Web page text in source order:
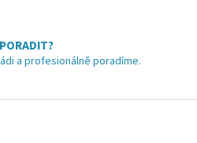
y
v
ý
i
a profesionálně poradíme.